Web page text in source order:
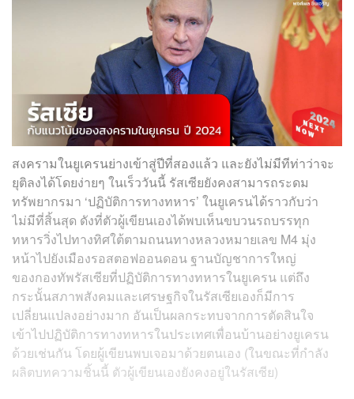
สงครามในยูเครนย่างเข้าสู่ปีที่สองแล้ว และยังไม่มีทีท่าว่าจะ
ยุติลงได้โดยง่ายๆ ในเร็ววันนี้ รัสเซียยังคงสามารถระดม
ทรัพยากรมา ‘ปฏิบัติการทางทหาร’ ในยูเครนได้ราวกับว่า
ไม่มีที่สิ้นสุด ดังที่ตัวผู้เขียนเองได้พบเห็นขบวนรถบรรทุก
ทหารวิ่งไปทางทิศใต้ตามถนนทางหลวงหมายเลข M4 มุ่ง
หน้าไปยังเมืองรอสตอฟออนดอน ฐานบัญชาการใหญ่
ของกองทัพรัสเซียที่ปฏิบัติการทางทหารในยูเครน แต่ถึง
กระนั้นสภาพสังคมและเศรษฐกิจในรัสเซียเองก็มีการ
เปลี่ยนแปลงอย่างมาก อันเป็นผลกระทบจากการตัดสินใจ
เข้าไปปฏิบัติการทางทหารในประเทศเพื่อนบ้านอย่างยูเครน
ด้วยเช่นกัน โดยผู้เขียนพบเจอมาด้วยตนเอง (ในขณะที่กำลัง
ผลิตบทความชิ้นนี้ ตัวผู้เขียนเองยังคงอยู่ในรัสเซีย)